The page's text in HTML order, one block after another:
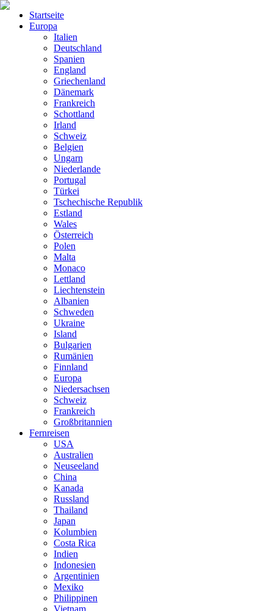
Startseite
Europa
Italien
Deutschland
Spanien
England
Griechenland
Dänemark
Frankreich
Schottland
Irland
Schweiz
Belgien
Ungarn
Niederlande
Portugal
Türkei
Tschechische Republik
Estland
Wales
Österreich
Polen
Malta
Monaco
Lettland
Liechtenstein
Albanien
Schweden
Ukraine
Island
Bulgarien
Rumänien
Finnland
Europa
Niedersachsen
Schweiz
Frankreich
Großbritannien
Fernreisen
USA
Australien
Neuseeland
China
Kanada
Russland
Thailand
Japan
Kolumbien
Costa Rica
Indien
Indonesien
Argentinien
Mexiko
Philippinen
Vietnam